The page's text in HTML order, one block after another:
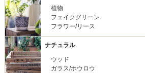
植物
フェイクグリーン
フラワー/リース
ナチュラル
ウッド
ガラス/ホウロウ